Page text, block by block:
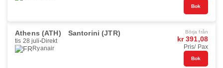
Bok
Athens (ATH) Santorini (JTR)
tis 28 juli Direkt
Ryanair
Börja från
kr 391,08
Pris/ Pax
Bok